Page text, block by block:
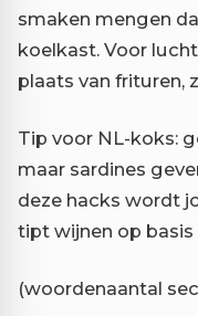
smaken mengen
koelkast. Voor
plaats van frituren,
Tip voor NL-koks:
maar sardines
deze hacks wordt
tipt wijnen op
(woordenaantal